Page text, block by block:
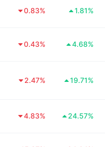
0.83% 1.81%
0.43% 4.68%
2.47% 19.71%
4.83% 24.57%